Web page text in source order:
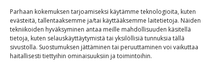
Parhaan kokemuksen tarjoamiseksi käytämme teknologioita, kuten
evästeitä, tallentaaksemme ja/tai käyttääksemme laitetietoja. Näiden
tekniikoiden hyväksyminen antaa meille mahdollisuuden käsitellä
tietoja, kuten selauskäyttäytymistä tai yksilöllisiä tunnuksia tällä
sivustolla. Suostumuksen jättäminen tai peruuttaminen voi vaikuttaa
haitallisesti tiettyihin ominaisuuksiin ja toimintoihin.
Alkuun Ryhmille Kokous & Ohjelmat